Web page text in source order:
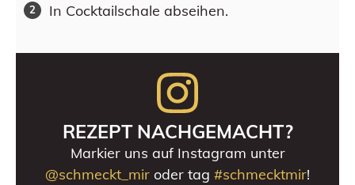
In Cocktailschale abseihen.
REZEPT NACHGEMACHT?
Markier uns auf Instagram unter
@schmeckt_mir oder tag #schmecktmir!